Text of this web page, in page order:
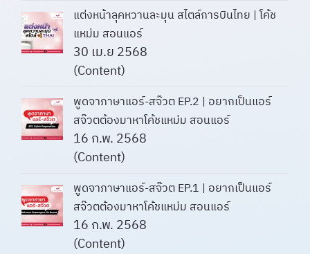
แต่งหน้าลุคหวานละมุน สไตล์การบินไทย | โค้ช
แหม่ม สอนแอร์
30 เม.ย 2568
(Content)
พูดจาภาษาแอร์-สจ๊วต EP.2 | อยากเป็นแอร์
สจ๊วตต้องมาหาโค้ชแหม่ม สอนแอร์
16 ก.พ. 2568
(Content)
พูดจาภาษาแอร์-สจ๊วต EP.1 | อยากเป็นแอร์
สจ๊วตต้องมาหาโค้ชแหม่ม สอนแอร์
16 ก.พ. 2568
(Content)